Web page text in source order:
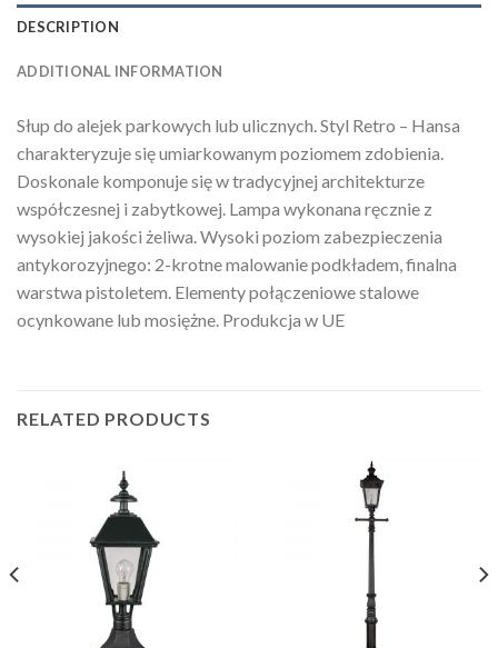
DESCRIPTION
ADDITIONAL INFORMATION
Słup do alejek parkowych lub ulicznych. Styl Retro – Hansa
charakteryzuje się umiarkowanym poziomem zdobienia.
Doskonale komponuje się w tradycyjnej architekturze
współczesnej i zabytkowej. Lampa wykonana ręcznie z
wysokiej jakości żeliwa. Wysoki poziom zabezpieczenia
antykorozyjnego: 2-krotne malowanie podkładem, finalna
warstwa pistoletem. Elementy połączeniowe stalowe
ocynkowane lub mosiężne. Produkcja w UE
RELATED PRODUCTS